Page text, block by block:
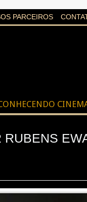
PARCEIROS
RUBENS